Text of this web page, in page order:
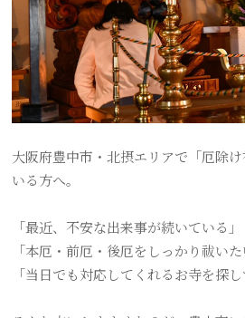
大阪府豊中市・北摂エリアで「厄除
いる方へ。
「最近、不安な出来事が続いている」
「本厄・前厄・後厄をしっかり祓いた
「当日でも対応してくれるお寺を探し